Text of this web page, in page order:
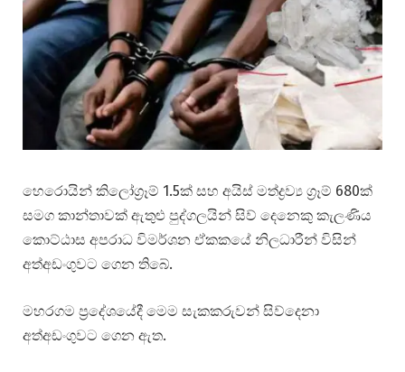
හෙරොයින් කිලෝග්‍රෑම් 1.5ක් සහ අයිස් මත්ද්‍රව්‍ය ග්‍රෑම් 680ක්
සමග කාන්තාවක් ඇතුළු පුද්ගලයින් සිව් දෙනෙකු කැලණිය
කොට්ඨාස අපරාධ විමර්ශන ඒකකයේ නිලධාරීන් විසින්
අත්අඩංගුවට ගෙන තිබේ.
මහරගම ප්‍රදේශයේදී මෙම සැකකරුවන් සිව්දෙනා
අත්අඩංගුවට ගෙන ඇත.